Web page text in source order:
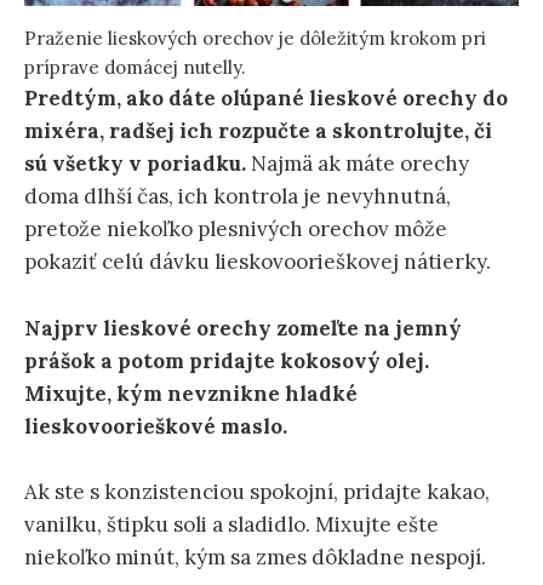
Praženie lieskových orechov je dôležitým krokom pri
príprave domácej nutelly.
Predtým, ako dáte olúpané lieskové orechy do
mixéra, radšej ich rozpučte a skontrolujte, či
sú všetky v poriadku. Najmä ak máte orechy
doma dlhší čas, ich kontrola je nevyhnutná,
pretože niekoľko plesnivých orechov môže
pokaziť celú dávku lieskovoorieškovej nátierky.
Najprv lieskové orechy zomeľte na jemný
prášok a potom pridajte kokosový olej.
Mixujte, kým nevznikne hladké
lieskovoorieškové maslo.
Ak ste s konzistenciou spokojní, pridajte kakao,
vanilku, štipku soli a sladidlo. Mixujte ešte
niekoľko minút, kým sa zmes dôkladne nespojí.